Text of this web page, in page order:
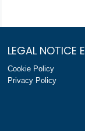
LEGAL NOTICE
Cookie Policy
Privacy Policy